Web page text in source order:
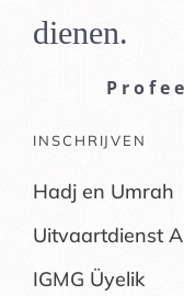
dienen.
INSCHRIJVEN
Hadj en Umrah
Uitvaartdienst
IGMG Üyelik